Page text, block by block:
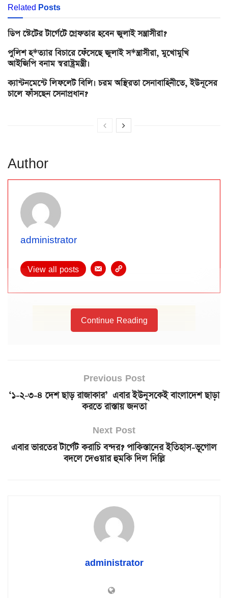
Related Posts
ডিপ স্টেটের টার্গেটে গ্রেফতার হবেন জুলাই সন্ত্রাসীরা?
পুলিশ হ*ত্যার বিচারে ফেঁসেছে জুলাই স*ন্ত্রাসীরা, মুখোমুখি
আইজিপি বনাম স্বরাষ্ট্রমন্ত্রী।
ক্যান্টনমেন্টে লিফলেট বিলি। চরম অস্থিরতা সেনাবাহিনীতে, ইউনূসের
চালে ফাঁসছেন সেনাপ্রধান?
Author
administrator
View all posts
Continue Reading
Previous Post
‘১-২-৩-৪ দেশ ছাড় রাজাকার’ এবার ইউনূসকেই বাংলাদেশ ছাড়া
করতে রাস্তায় জনতা
Next Post
এবার ভারতের টার্গেট করাচি বন্দর? পাকিস্তানের ইতিহাস-ভূগোল
বদলে দেওয়ার হুমকি দিল দিল্লি
administrator